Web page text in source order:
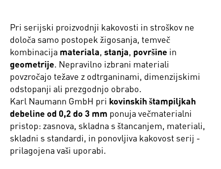
Pri serijski proizvodnji kakovosti in stroškov ne
določa samo postopek žigosanja, temveč
kombinacija materiala, stanja, površine in
geometrije. Nepravilno izbrani materiali
povzročajo težave z odtrganinami, dimenzijskimi
odstopanji ali prezgodnjo obrabo.
Karl Naumann GmbH pri kovinskih štampiljkah
debeline od 0,2 do 3 mm ponuja večmaterialni
pristop: zasnova, skladna s štancanjem, materiali,
skladni s standardi, in ponovljiva kakovost serij -
prilagojena vaši uporabi.